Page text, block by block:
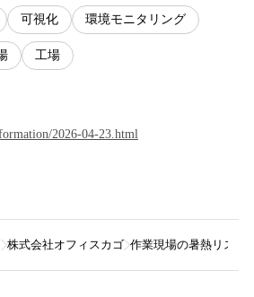
可視化 環境モニタリング
工場
2026-04-23.html
株式会社オフィスカゴ 作業現場の暑熱リスク